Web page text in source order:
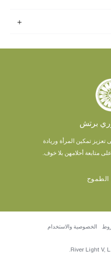
برتش
تمكين المرأة وريادة
متابعة أحلامهن بلا خوف.
الخصوصية والاستخدام